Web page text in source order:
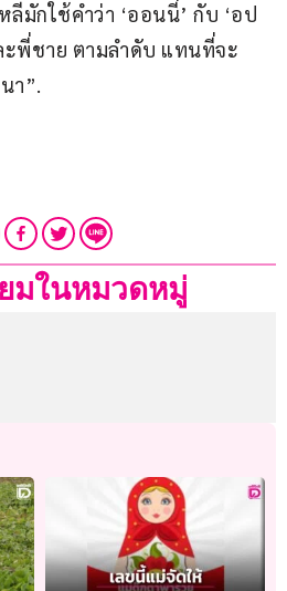
ลีมักใช้คำว่า ‘ออนนี่’ กับ ‘อป
ะพี่ชาย ตามลำดับ แทนที่จะ
า”.
มในหมวดหมู่